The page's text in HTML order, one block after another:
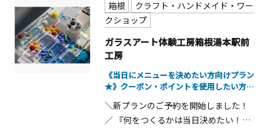
箱根
クラフト・ハンドメイド・ワー
クショップ
ガラスアート体験工房箱根湯本駅前
工房
《当日にメニューを決めたい方向けプラン
★》クーポン・ポイントを使用したい方に
＼新プランのご予約を開始しました！
／ 『何をつくるかは当日決めたい！で